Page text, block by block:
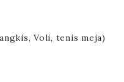
Voli, tenis meja)